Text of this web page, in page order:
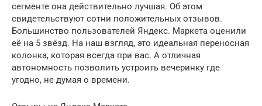
сегменте она действительно лучшая. Об этом
свидетельствуют сотни положительных отзывов.
Большинство пользователей Яндекс. Маркета оценили
её на 5 звёзд. На наш взгляд, это идеальная переносная
колонка, которая всегда при вас. А отличная
автономность позволить устроить вечеринку где
угодно, не думая о времени.